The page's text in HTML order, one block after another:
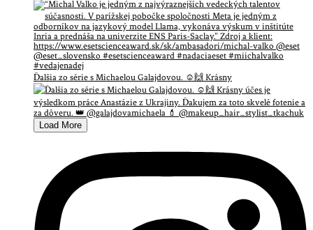
Ďalšia zo série s Michaelou Galajdovou. ☺️🙌 Krásny
Load More